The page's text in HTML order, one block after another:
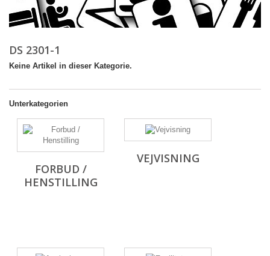
DS 2301-1
Keine Artikel in dieser Kategorie.
Unterkategorien
FORBUD /
HENSTILLING
VEJVISNING